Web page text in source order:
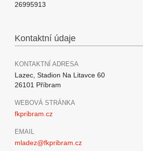
26995913
Kontaktní údaje
KONTAKTNÍ ADRESA
Lazec, Stadion Na Litavce 60
26101 Příbram
WEBOVÁ STRÁNKA
fkpribram.cz
EMAIL
mladez@fkpribram.cz